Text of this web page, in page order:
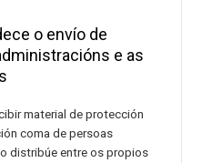
o envío de
e as
material de protección
coma de persoas
distribúe entre os propios